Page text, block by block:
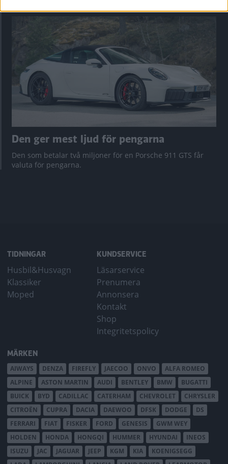
Den ger mest ljud för pengarna
Den som betalar två miljoner för en Porsche 911 GTS får
valuta för pengarna.
TIDNINGAR
Husbil&Husvagn
Klassiker
Moped
KUNDSERVICE
Läsarservice
Prenumera
Annonsera
Kontakt
Shop
Integritetspolicy
MÄRKEN
AIWAYS DENZA FIREFLY JAECOO ONVO
ALFA ROMEO
ALPINE
ASTON MARTIN AUDI BENTLEY BMW
BUGATTI
BUICK
BYD CADILLAC CATERHAM CHEVROLET
CHRYSLER
CITROËN
CUPRA DACIA DAEWOO DFSK DODGE
DS
FERRARI
FIAT FISKER FORD GENESIS
GWM WEY
HOLDEN
HONDA HONGQI HUMMER HYUNDAI
INEOS
ISUZU
JAC JAGUAR JEEP KGM KIA
KOENIGSEGG